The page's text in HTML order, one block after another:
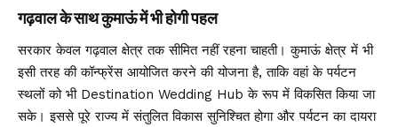
गढ़वाल के साथ कुमाऊं में भी होगी पहल
सरकार केवल गढ़वाल क्षेत्र तक सीमित नहीं रहना चाहती। कुमाऊं क्षेत्र में भी
इसी तरह की कॉन्फ्रेंस आयोजित करने की योजना है, ताकि वहां के पर्यटन
स्थलों को भी Destination Wedding Hub के रूप में विकसित किया जा
सके। इससे पूरे राज्य में संतुलित विकास सुनिश्चित होगा और पर्यटन का दायरा